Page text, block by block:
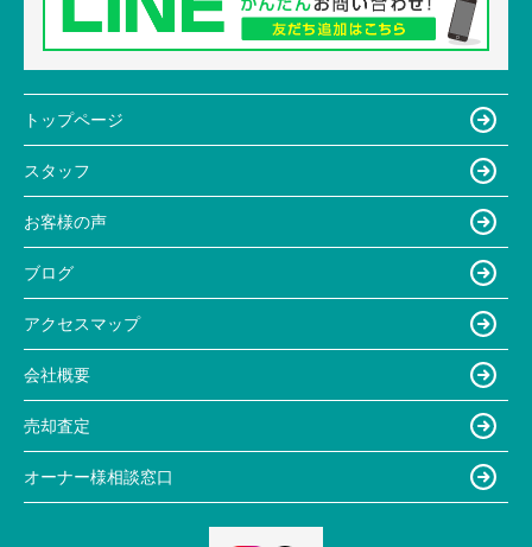
トップページ
スタッフ
お客様の声
ブログ
アクセスマップ
会社概要
売却査定
オーナー様相談窓口